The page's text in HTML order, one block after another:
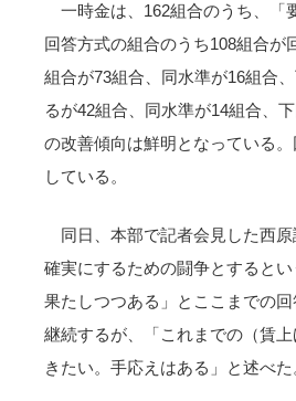
一時金は、162組合のうち、「
回答方式の組合のうち108組合
組合が73組合、同水準が16組合
るが42組合、同水準が14組合、
の改善傾向は鮮明となっている
している。
同日、本部で記者会見した西
確実にするための闘争とすると
果たしつつある」とここまでの
継続するが、「これまでの（賃
きたい。手応えはある」と述べた